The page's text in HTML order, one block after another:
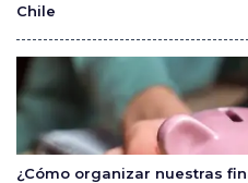
Chile
¿Cómo organizar nuestras